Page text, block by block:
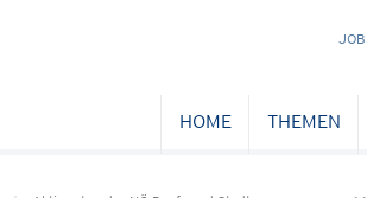
NAVIGATION
HOME THEMEN